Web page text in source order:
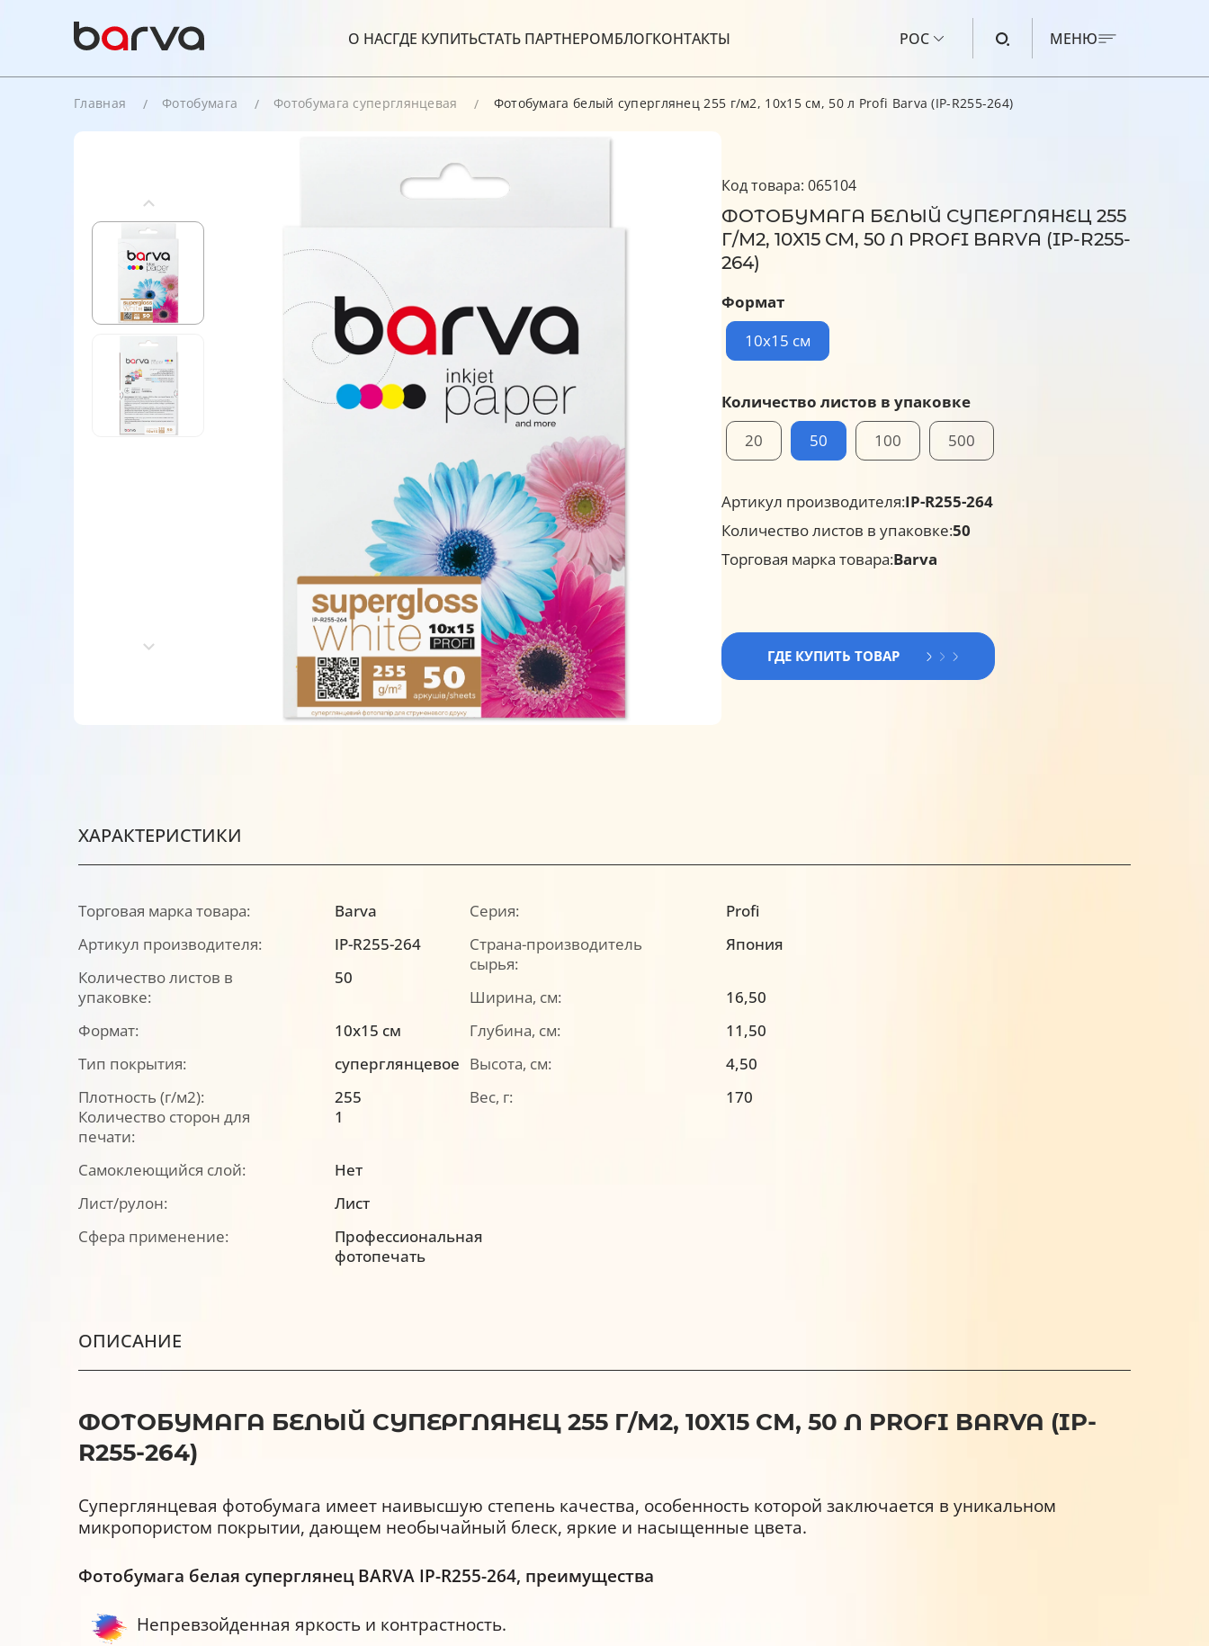
О НАСГДЕ КУПИТЬСТАТЬ ПАРТНЕРОМБЛОГКОНТАКТЫ РОС МЕНЮ
ЧЕРНИЛА ДЛЯ EPSON
ЧЕРНИЛА ДЛЯ BROTHER
Главная Фотобумага Фотобумага суперглянцевая Фотобумага белый суперглянец 255 г/м2, 10x15 см, 50 л Profi Barva (IP-R255-264)
Код товара: 065104
ФОТОБУМАГА БЕЛЫЙ СУПЕРГЛЯНЕЦ 255
Г/М2, 10X15 СМ, 50 Л PROFI BARVA (IP-R255-
264)
Формат
10x15 см
Количество листов в упаковке
20
50 100 500
Артикул производителя:IP-R255-264
Количество листов в упаковке:50
Торговая марка товара:Barva
ГДЕ КУПИТЬ ТОВАР
ХАРАКТЕРИСТИКИ
Торговая марка товара:
Barva
Артикул производителя:
IP-R255-264
Количество листов в
упаковке:
50
Формат:
10x15 см
Тип покрытия:
суперглянцевое
Плотность (г/м2):
255
Серия:
Profi
Страна-производитель
сырья:
Япония
Ширина, см:
16,50
Глубина, см:
11,50
Высота, см:
4,50
Вес, г:
170
Количество сторон для
печати:
1
Самоклеющийся слой:
Нет
Лист/рулон:
Лист
Сфера применение:
Профессиональная
фотопечать
ОПИСАНИЕ
ФОТОБУМАГА БЕЛЫЙ СУПЕРГЛЯНЕЦ 255 Г/М2, 10X15 СМ, 50 Л PROFI BARVA (IP-
R255-264)
Суперглянцевая фотобумага имеет наивысшую степень качества, особенность которой заключается в уникальном
микропористом покрытии, дающем необычайный блеск, яркие и насыщенные цвета.
Фотобумага белая суперглянец BARVA IP-R255-264, преимущества
Непревзойденная яркость и контрастность.